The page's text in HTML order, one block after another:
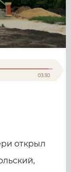
03:30
открыл